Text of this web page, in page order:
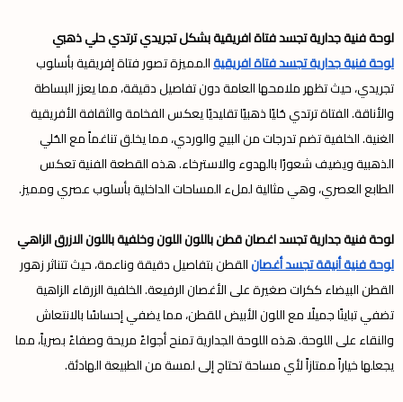
لوحة فنية جدارية تجسد فتاة افريقية بشكل تجريدي ترتدي حلي ذهبي
لوحة فنية جدارية تجسد فتاة افريقيةالمميزة تصور فتاة إفريقية بأسلوب
تجريدي، حيث تظهر ملامحها العامة دون تفاصيل دقيقة، مما يعزز البساطة
والأناقة. الفتاة ترتدي حُليًا ذهبيًا تقليديًا يعكس الفخامة والثقافة الأفريقية
الغنية. الخلفية تضم تدرجات من البيج والوردي، مما يخلق تناغماً مع الحُلي
الذهبية ويضيف شعورًا بالهدوء والاسترخاء. هذه القطعة الفنية تعكس
الطابع العصري، وهي مثالية لملء المساحات الداخلية بأسلوب عصري ومميز.
لوحة فنية جدارية تجسد اغصان قطن باللون اللون وخلفية باللون الازرق الزاهي
لوحة فنية أنيقة تجسد أغصانالقطن بتفاصيل دقيقة وناعمة، حيث تتناثر زهور
القطن البيضاء ككرات صغيرة على الأغصان الرفيعة. الخلفية الزرقاء الزاهية
تضفي تباينًا جميلًا مع اللون الأبيض للقطن، مما يضفي إحساسًا بالانتعاش
والنقاء على اللوحة. هذه اللوحة الجدارية تمنح أجواءً مريحة وصفاءً بصرياً، مما
يجعلها خياراً ممتازاً لأي مساحة تحتاج إلى لمسة من الطبيعة الهادئة.